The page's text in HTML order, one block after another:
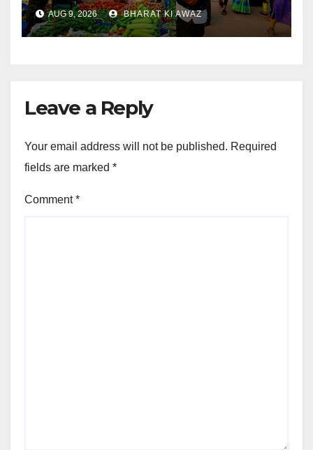
AUG 9, 2026 BHARAT KI AWAZ
Leave a Reply
Your email address will not be published. Required
fields are marked *
Comment*